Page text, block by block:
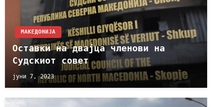
МАКЕДОНИЈА
Оставки на двајца членови на
Судскиот совет
јуни 7, 2023